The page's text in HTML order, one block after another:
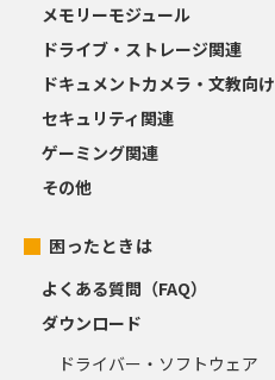
メモリーモジュール
ドライブ・ストレージ関連
ドキュメントカメラ・文教向け
セキュリティ関連
ゲーミング関連
その他
困ったときは
よくある質問（FAQ）
ダウンロード
ドライバー・ソフトウェア